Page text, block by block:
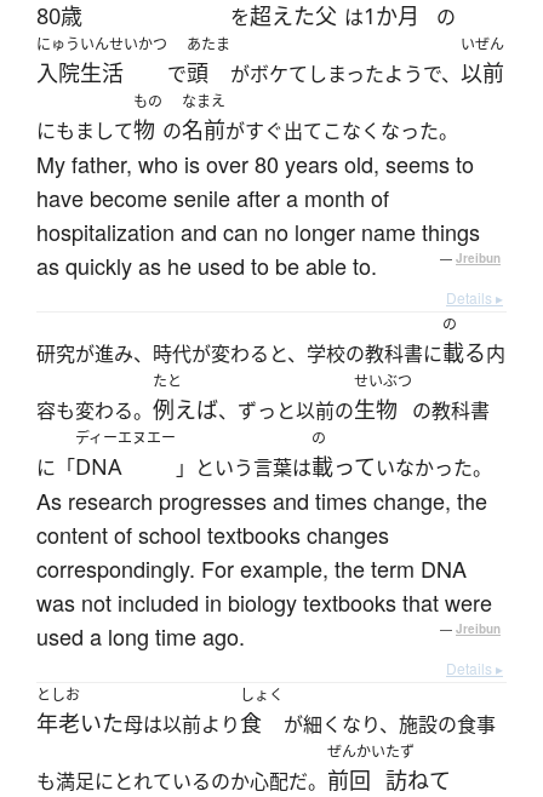
80歳 を超えた父 は1か月 の
にゅういんせいかつ
入院生活 で
あたま
頭 がボケてしまったようで、
いぜん
以前
にもまして
もの
物 の
なまえ
名前がすぐ出てこなくなった。
My father, who is over 80 years old, seems to
have become senile after a month of
hospitalization and can no longer name things
as quickly as he used to be able to.
— Jreibun
Details ▸
研究が進み、時代が変わると、学校の教科書に
の
載る内
容も変わる。
たと
例えば、ずっと以前の
せいぶつ
生物 の教科書
に「
ディーエヌエー
DNA 」という言葉は
の
載っていなかった。
As research progresses and times change, the
content of school textbooks changes
correspondingly. For example, the term DNA
was not included in biology textbooks that were
used a long time ago.
— Jreibun
Details ▸
としお
年老いた母は以前より
しょく
食 が細くなり、施設の食事
も満足にとれているのか心配だ。
ぜんかい
前回
たず
訪ねて